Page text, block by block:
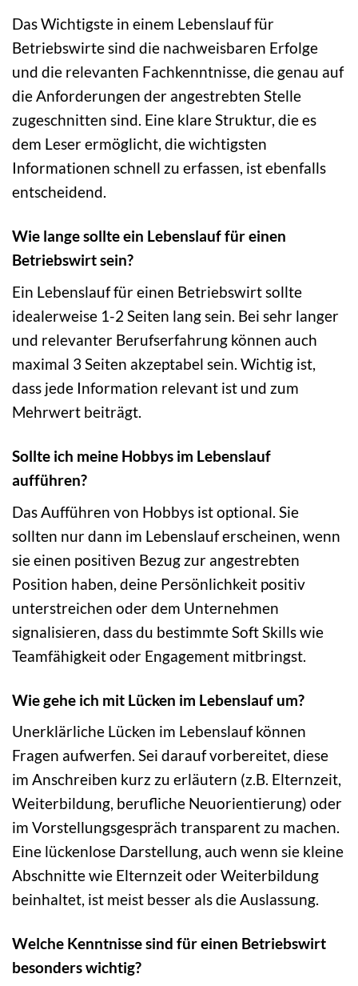
Das Wichtigste in einem Lebenslauf für
Betriebswirte sind die nachweisbaren Erfolge
und die relevanten Fachkenntnisse, die genau auf
die Anforderungen der angestrebten Stelle
zugeschnitten sind. Eine klare Struktur, die es
dem Leser ermöglicht, die wichtigsten
Informationen schnell zu erfassen, ist ebenfalls
entscheidend.
Wie lange sollte ein Lebenslauf für einen
Betriebswirt sein?
Ein Lebenslauf für einen Betriebswirt sollte
idealerweise 1-2 Seiten lang sein. Bei sehr langer
und relevanter Berufserfahrung können auch
maximal 3 Seiten akzeptabel sein. Wichtig ist,
dass jede Information relevant ist und zum
Mehrwert beiträgt.
Sollte ich meine Hobbys im Lebenslauf
aufführen?
Das Aufführen von Hobbys ist optional. Sie
sollten nur dann im Lebenslauf erscheinen, wenn
sie einen positiven Bezug zur angestrebten
Position haben, deine Persönlichkeit positiv
unterstreichen oder dem Unternehmen
signalisieren, dass du bestimmte Soft Skills wie
Teamfähigkeit oder Engagement mitbringst.
Wie gehe ich mit Lücken im Lebenslauf um?
Unerklärliche Lücken im Lebenslauf können
Fragen aufwerfen. Sei darauf vorbereitet, diese
im Anschreiben kurz zu erläutern (z.B. Elternzeit,
Weiterbildung, berufliche Neuorientierung) oder
im Vorstellungsgespräch transparent zu machen.
Eine lückenlose Darstellung, auch wenn sie kleine
Abschnitte wie Elternzeit oder Weiterbildung
beinhaltet, ist meist besser als die Auslassung.
Welche Kenntnisse sind für einen Betriebswirt
besonders wichtig?